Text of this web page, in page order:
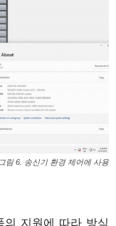
그림 6. 송신기 환경 제어에 사용
지원에 따라 방식